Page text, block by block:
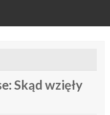
Skąd wzięły